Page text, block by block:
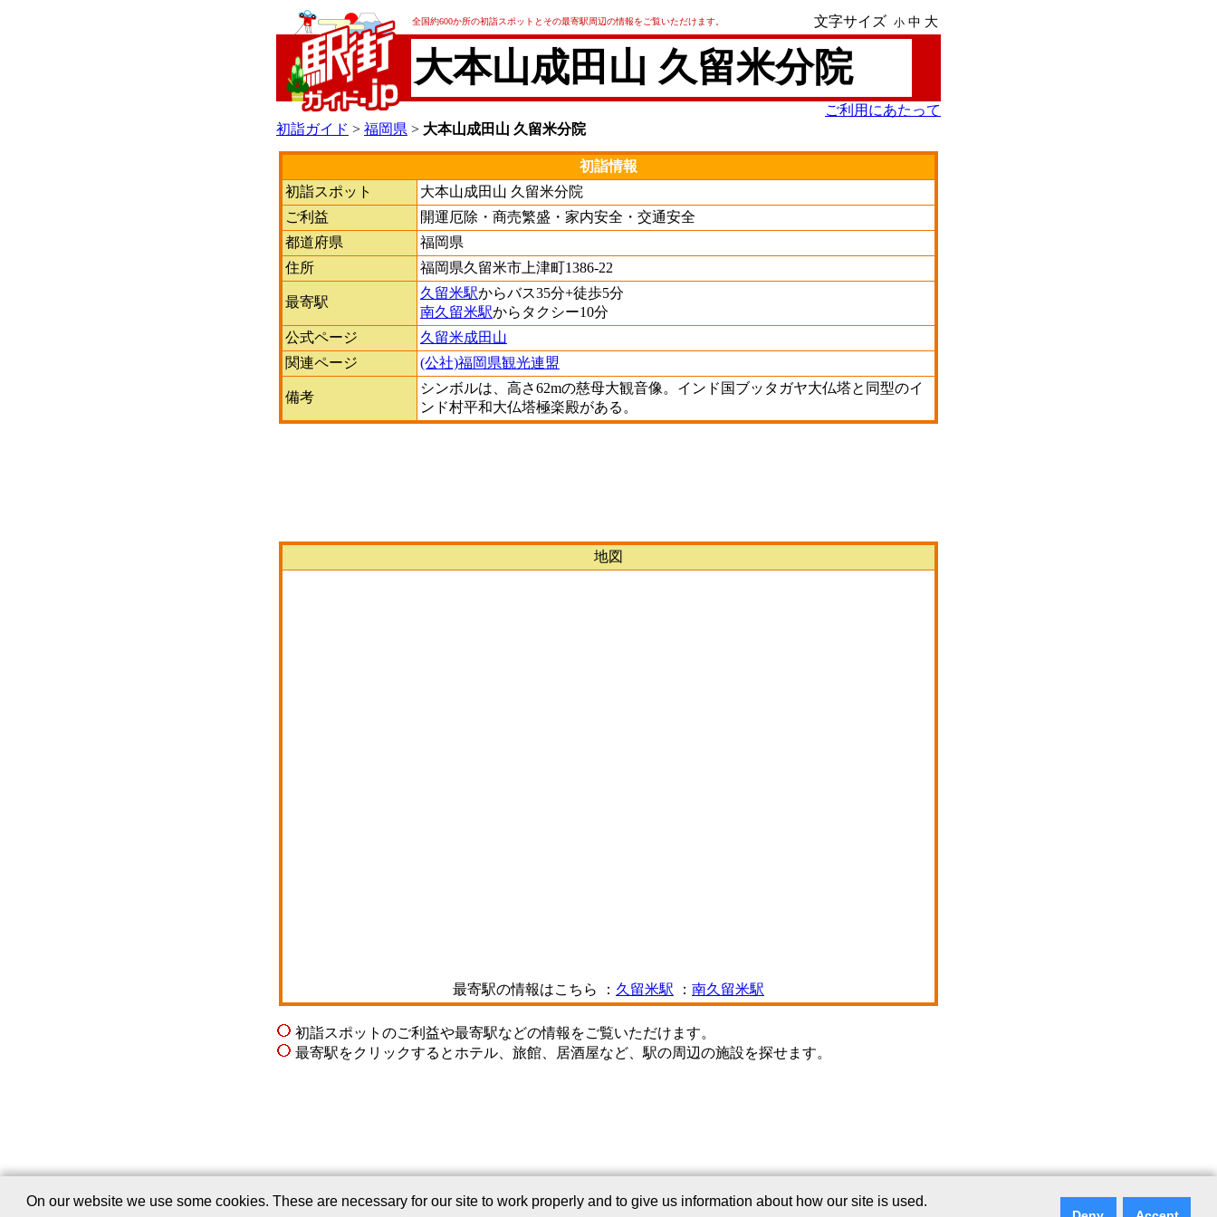
全国約600か所の初詣スポットとその最寄駅周辺の情報をご覧いただけます。 文字サイズ 小 中 大
大本山成田山 久留米分院
ご利用にあたって
初詣ガイド > 福岡県 > 大本山成田山 久留米分院
初詣情報
初詣スポット
大本山成田山 久留米分院
ご利益
開運厄除・商売繁盛・家内安全・交通安全
都道府県
福岡県
住所
福岡県久留米市上津町1386-22
最寄駅
久留米駅からバス35分+徒歩5分
南久留米駅からタクシー10分
公式ページ
久留米成田山
関連ページ
(公社)福岡県観光連盟
備考
シンボルは、高さ62mの慈母大観音像。インド国ブッタガヤ大仏塔と同型のイ
ンド村平和大仏塔極楽殿がある。
地図
最寄駅の情報はこちら ： 久留米駅 ： 南久留米駅
初詣スポットのご利益や最寄駅などの情報をご覧いただけます。
最寄駅をクリックするとホテル、旅館、居酒屋など、駅の周辺の施設を探せます。
会社案内｜このサービスについて ｜Webサイトについて ｜プライバシーポリシー｜リンクについて｜
On our website we use some cookies. These are necessary for our site to work properly and to give us information about how our site is used.